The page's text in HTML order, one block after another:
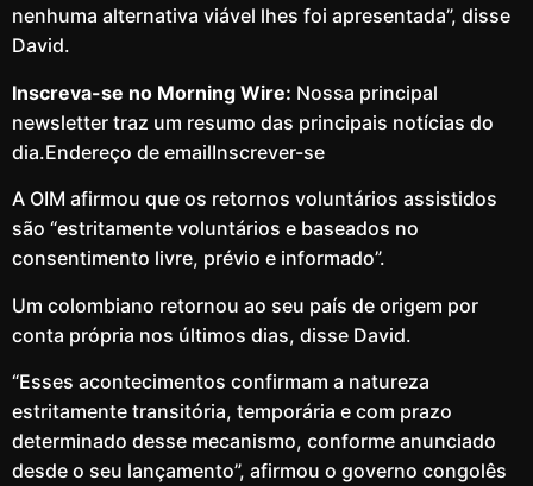
nenhuma alternativa viável lhes foi apresentada”, disse
David.
Inscreva-se no Morning Wire: Nossa principal
newsletter traz um resumo das principais notícias do
dia.Endereço de emailInscrever-se
A OIM afirmou que os retornos voluntários assistidos
são “estritamente voluntários e baseados no
consentimento livre, prévio e informado”.
Um colombiano retornou ao seu país de origem por
conta própria nos últimos dias, disse David.
“Esses acontecimentos confirmam a natureza
estritamente transitória, temporária e com prazo
determinado desse mecanismo, conforme anunciado
desde o seu lançamento”, afirmou o governo congolês